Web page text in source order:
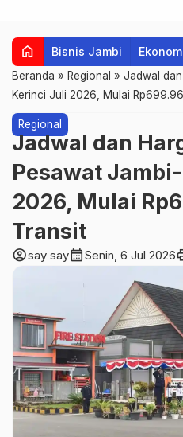
home Bisnis Jambi
Beranda » Regional » Jadwal
Kerinci Juli 2026, Mulai
Regional
Jadwal dan
Pesawat
2026, Mulai
Transit
account_circlesay saycalendar_monthSenin, 6 Jul 2026